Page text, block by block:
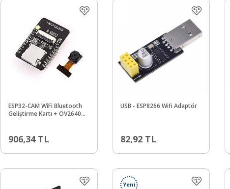
ESP32-CAM WiFi Bluetooth
Geliştirme Kartı + OV2640
906,34TL
USB - ESP8266 Wifi Adaptör
82,92 TL
Yeni